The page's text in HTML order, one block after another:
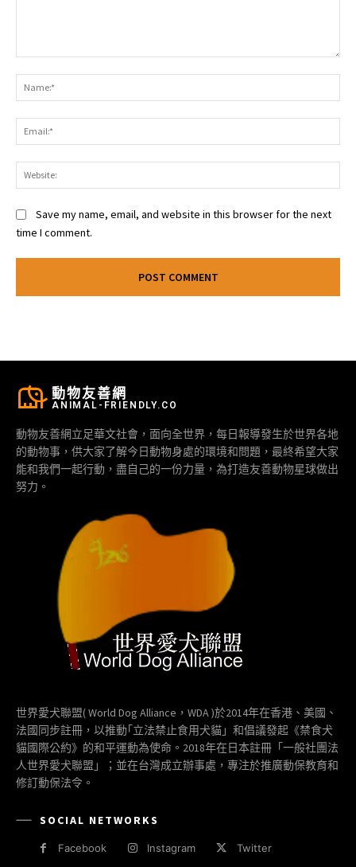
Save my name, email, and website in this browser for the next
time I comment.
動物友善網
ANIMAL-FRIENDLY.CO
動物友善網立足華文社會，面向全世界，每日報導發生於世界各地
的動物事，供大家了解今日動物身處的環境和問題，最終希望大家
能和我們一起行動，盡自己的一份力量，為打造友善動物星球做出
努力。
世界愛犬聯盟( World Dog Alliance，WDA )於2014年在香港、美國、
法國同步註冊，以推動｢立法禁止食用犬貓」和倡議發起《禁食犬
貓國際公約》的和平運動為使命。2018年在日本註冊「一般社團法
人世界愛犬聯盟」；並在台灣成立辦事處，專注於推廣動保教育和
修訂動保法令。
SOCIAL NETWORKS
Facebook Instagram Twitter